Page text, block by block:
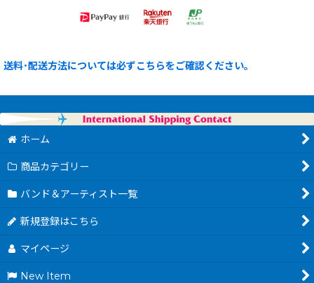
送料･配送方法については必ずこちらをご確認ください。
ホーム
商品カテゴリー
バンド＆アーティスト一覧
新規登録はこちら
マイページ
New Item